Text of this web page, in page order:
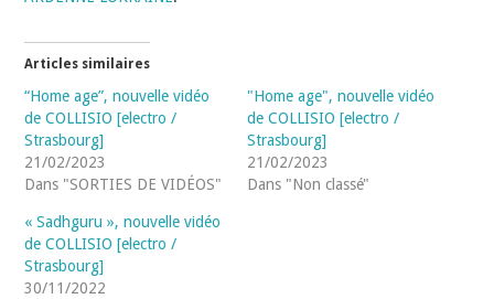
Articles similaires
“Home age”, nouvelle vidéo
de COLLISIO [electro /
Strasbourg]
21/02/2023
Dans "SORTIES DE VIDÉOS"
"Home age", nouvelle vidéo
de COLLISIO [electro /
Strasbourg]
21/02/2023
Dans "Non classé"
« Sadhguru », nouvelle vidéo
de COLLISIO [electro /
Strasbourg]
30/11/2022